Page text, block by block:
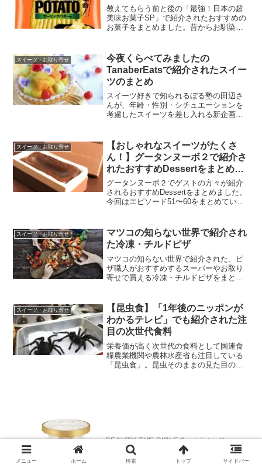
教えてもらう前と後の「最強！日本の超
美味お菓子SP」で紹介されたおすすめの
お菓子をまとめました。昔からお馴染み
子2,500種類を食べたポテチ神
LOVER「橋本崇宏さん」...
スイーツ・お取り寄せ
今夜くらべてみましたの
TanaberEatsで紹介されたスイー
ツのまとめ
スイーツ好きで知られるぼる塾の田辺さ
んが、年齢・性別・シチュエーションを
考慮したスイーツを差し入れる新企画
スイーツ・お取り寄せ
【おしゃれなスイーツがたくさ
ん！】グータンヌーボ２で紹介さ
れたおすすめDessertをまとめま
した（エピソード51〜60）
グータンヌーボ２でゲストの方々が紹介
されるおすすめDessertをまとめました。
今回はエピソード51〜60をまとめていま
す。おしゃれなお店やスイーツを探して
いる方の参考になれば嬉しいです。
スイーツ・お取り寄せ
マツコの知らない世界で紹介され
た冷凍・チルドピザ
マツコの知らない世界で紹介された、ピ
ザ職人がおすすめするスーパーやお取り
寄せで買える冷凍・チルドピザをまとめ
店も冷凍・チルドピザ業界に参入してき
ているそうです。
スイーツ・お取り寄せ
【昆虫食】「1年後のニッポンが
わかるテレビ」でも紹介された注
目の次世代食料
栄養価が高く次世代の食料として国連食
糧農業機関や農林水産省も注目している
「昆虫食」。昆虫そのままの見た目のも
BEAUTY THE BIBLE 2 エピソード
11「透明感をつくるメイク」で紹介され
たアイテムのまとめ
メニュー ホーム 検索 トップ サイドバー